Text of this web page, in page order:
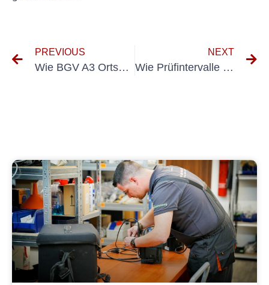
PREVIOUS
Wie BGV A3 Ortsveränderliche Geräte die Sicherheit in verschiedenen Branchen verbessern können
NEXT
Wie Prüfintervalle der BGV A3 die Sicherheit am Arbeitsplatz gewährleisten können